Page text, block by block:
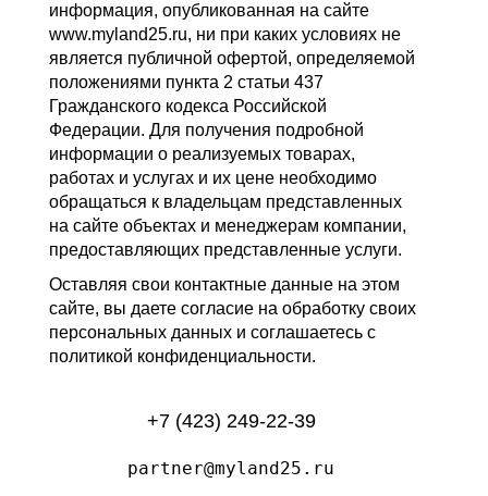
информация, опубликованная на сайте
www.myland25.ru, ни при каких условиях не
является публичной офертой, определяемой
положениями пункта 2 статьи 437
Гражданского кодекса Российской
Федерации. Для получения подробной
информации о реализуемых товарах,
работах и услугах и их цене необходимо
обращаться к владельцам представленных
на сайте объектах и менеджерам компании,
предоставляющих представленные услуги.
Оставляя свои контактные данные на этом
сайте, вы даете согласие на обработку своих
персональных данных и соглашаетесь с
политикой конфиденциальности.
+7 (423) 249-22-39
partner@myland25.ru